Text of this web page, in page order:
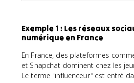
Exemple 1 : Les réseaux
numérique en France
En France, des plateformes
et Snapchat dominent chez les
Le terme "influenceur" est entré